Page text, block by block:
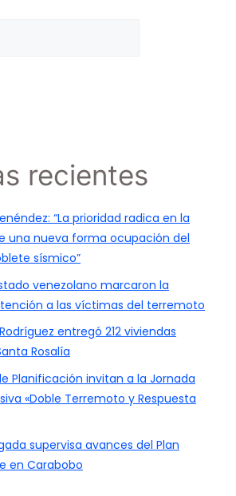
recientes
“La prioridad radica en la
una nueva forma ocupación del
sísmico”
venezolano marcaron la
a las víctimas del terremoto
entregó 212 viviendas
Rosalía
Planificación invitan a la Jornada
«Doble Terremoto y Respuesta
supervisa avances del Plan
en Carabobo